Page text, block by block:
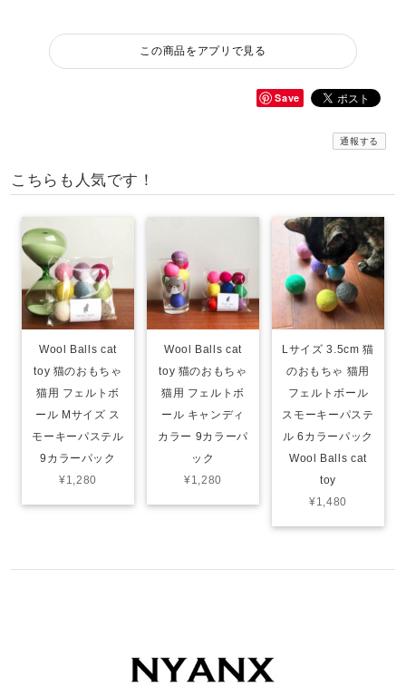
この商品をアプリで見る
Save
通報する
こちらも人気です！
Wool Balls cat
toy 猫のおもちゃ
猫用 フェルトボ
ール Mサイズ ス
モーキーパステル
9カラーパック
¥1,280
Wool Balls cat
toy 猫のおもちゃ
猫用 フェルトボ
ール キャンディ
カラー 9カラーパ
ック
¥1,280
Lサイズ 3.5cm 猫
のおもちゃ 猫用
フェルトボール
スモーキーパステ
ル 6カラーパック
Wool Balls cat
toy
¥1,480